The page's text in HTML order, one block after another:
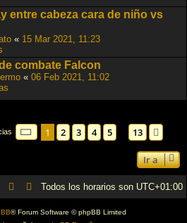
entre cabeza cara de niño vs
« 15 Mar 2021, 11:23
combate Falcon
« 06 Feb 2021, 11:02
Página de 13
1 2 3 4 5 13
Ir a
Todos los horarios son UTC+01:00
® Forum Software © phpBB Limited